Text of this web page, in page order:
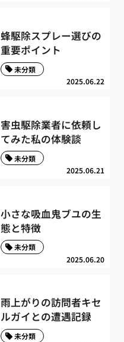
蜂駆除スプレー選びの
重要ポイント
2025.06.22
未分類
害虫駆除業者に依頼し
てみた私の体験談
2025.06.21
未分類
小さな吸血鬼ブユの生
態と特徴
2025.06.20
未分類
雨上がりの訪問者キセ
ルガイとの遭遇記録
未分類